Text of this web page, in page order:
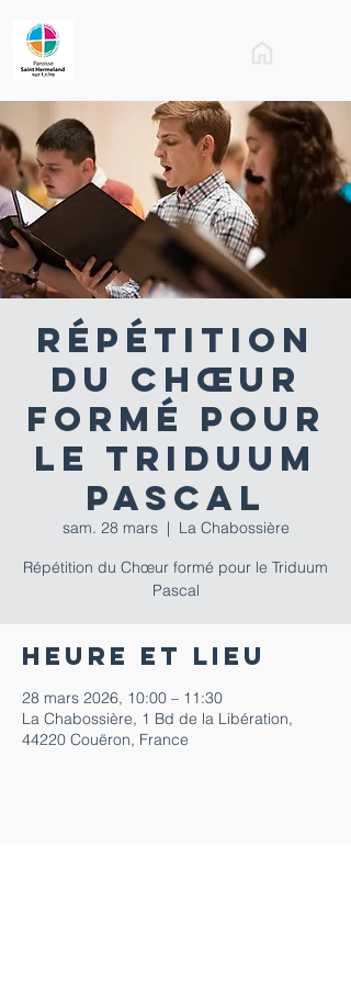
Répétition
du Chœur
formé pour
le Triduum
Pascal
sam. 28 mars
  |
La Chabossière
Répétition du Chœur formé pour le Triduum
Pascal
Heure et lieu
28 mars 2026, 10:00 – 11:30
La Chabossière, 1 Bd de la Libération,
44220 Couëron, France